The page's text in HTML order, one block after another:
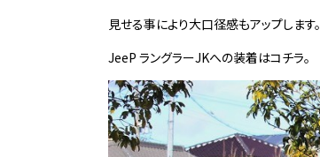
見せる事により大口径感もアップします。
JeeP ラングラーJKへの装着はコチラ。